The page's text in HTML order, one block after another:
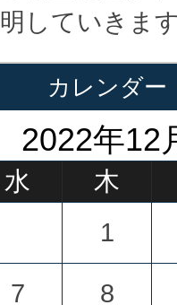
明していきま
カレンダー
2022年12
水
木
1
7 8